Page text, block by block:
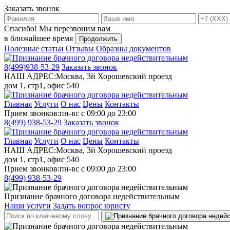
Заказать звонок
Спасибо! Мы перезвоним вам
в ближайшее время
Продолжить
Полезные статьи Отзывы Образцы документов
8(499)938-53-29 Заказать звонок
НАШ АДРЕС:Москва, 3й Хорошевский проезд
дом 1, стр1, офис 540
Главная Услуги О нас Цены Контакты
Прием звонков:пн-вс с 09:00 до 23:00
8(499) 938-53-29 Заказать звонок
Главная Услуги О нас Цены Контакты
НАШ АДРЕС:Москва, 3й Хорошевский проезд
дом 1, стр1, офис 540
Прием звонков:пн-вс с 09:00 до 23:00
8(499) 938-53-29
Признание брачного договора недействительным
Наши услуги Задать вопрос юристу